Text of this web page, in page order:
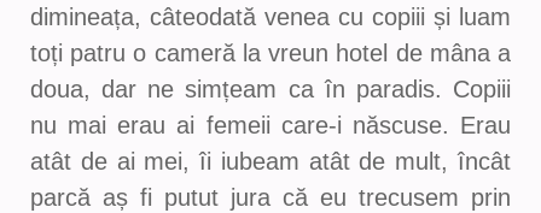
dimineața, câteodată venea cu copiii și luam
toți patru o cameră la vreun hotel de mâna a
doua, dar ne simțeam ca în paradis. Copiii
nu mai erau ai femeii care-i născuse. Erau
atât de ai mei, îi iubeam atât de mult, încât
parcă aș fi putut jura că eu trecusem prin